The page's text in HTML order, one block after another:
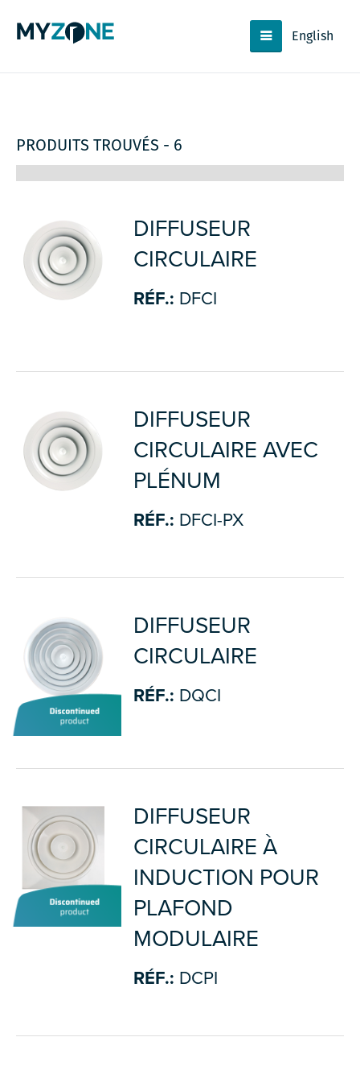
English
PRODUITS TROUVÉS - 6
DIFFUSEUR
CIRCULAIRE
RÉF.: DFCI
DIFFUSEUR
CIRCULAIRE AVEC
PLÉNUM
RÉF.: DFCI-PX
DIFFUSEUR
CIRCULAIRE
RÉF.: DQCI
DIFFUSEUR
CIRCULAIRE À
INDUCTION POUR
PLAFOND
MODULAIRE
RÉF.: DCPI